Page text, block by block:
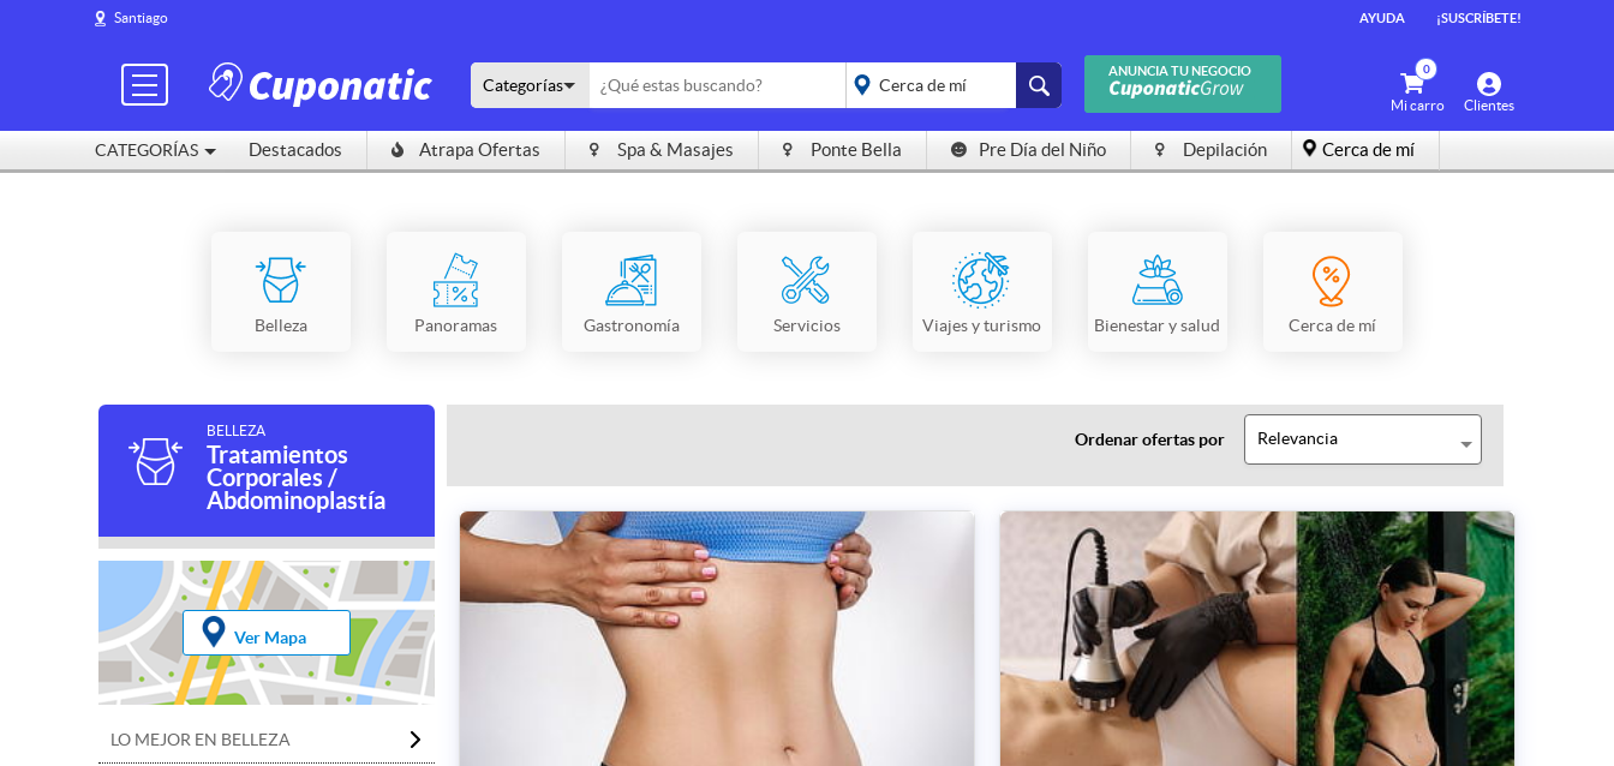
Santiago AYUDA ¡SUSCRÍBETE!
CATEGORÍAS
ANUNCIA TU NEGOCIO
Clientes
Categorías
placeholder="Todo el
0
Mi carro
Destacados Atrapa Ofertas Spa & Masajes Ponte Bella Pre Día del Niño Depilación Cerca de mí
Belleza Panoramas Gastronomía Servicios Viajes y turismo Bienestar y salud Cerca de mí
BELLEZA
Tratamientos
Corporales /
Abdominoplastía
Ver Mapa
LO MEJOR EN BELLEZA
Ordenar ofertas por Relevancia